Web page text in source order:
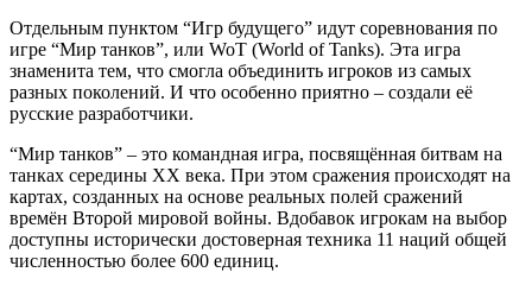
Отдельным пунктом “Игр будущего” идут соревнования по
игре “Мир танков”, или WoT (World of Tanks). Эта игра
знаменита тем, что смогла объединить игроков из самых
разных поколений. И что особенно приятно – создали её
русские разработчики.
“Мир танков” – это командная игра, посвящённая битвам на
танках середины XX века. При этом сражения происходят на
картах, созданных на основе реальных полей сражений
времён Второй мировой войны. Вдобавок игрокам на выбор
доступны исторически достоверная техника 11 наций общей
численностью более 600 единиц.